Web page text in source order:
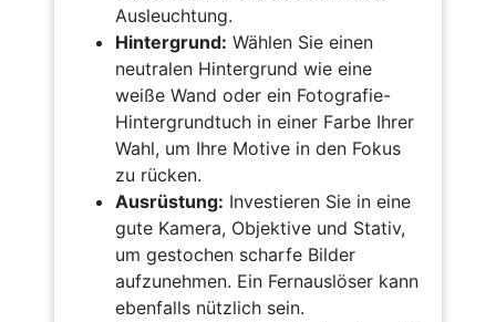
Ausleuchtung.
Hintergrund: Wählen Sie einen
neutralen Hintergrund wie eine
weiße Wand oder ein Fotografie-
Hintergrundtuch in einer Farbe Ihrer
Wahl, um Ihre Motive in den Fokus
zu rücken.
Ausrüstung: Investieren Sie in eine
gute Kamera, Objektive und Stativ,
um gestochen scharfe Bilder
aufzunehmen. Ein Fernauslöser kann
ebenfalls nützlich sein.